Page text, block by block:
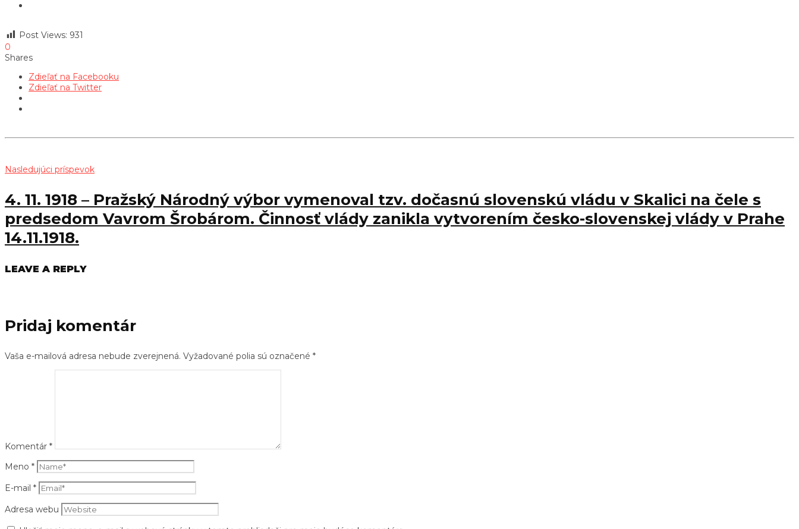
Post Views: 931
0
Shares
Zdieľať na Facebooku
Zdieľať na Twitter
Nasledujúci príspevok
4. 11. 1918 – Pražský Národný výbor vymenoval tzv. dočasnú slovenskú vládu v Skalici na čele s
predsedom Vavrom Šrobárom. Činnosť vlády zanikla vytvorením česko-slovenskej vlády v Prahe
14.11.1918.
LEAVE A REPLY
Pridaj komentár
Vaša e-mailová adresa nebude zverejnená. Vyžadované polia sú označené *
Komentár *
Meno *
E-mail *
Adresa webu